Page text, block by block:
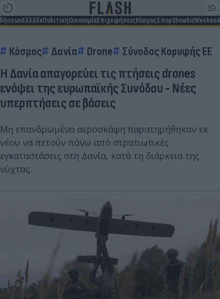
ΕλλάδαΠολιτικήΟικονομίαΕπιχειρήσειςΚόσμοςΣπορShowbizWeekend
Κόσμος Δανία Drone Σύνοδος Κορυφής ΕΕ
Η Δανία απαγορεύει τις πτήσεις drones
ενόψει της ευρωπαϊκής Συνόδου - Νέες
υπερπτήσεις σε βάσεις
Μη επανδρωμένα αεροσκάφη παρατηρήθηκαν εκ
νέου να πετούν πάνω από στρατιωτικές
εγκαταστάσεις στη Δανία, κατά τη διάρκεια της
νύχτας.